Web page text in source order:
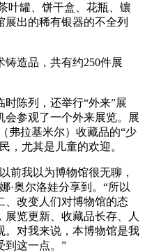
叶罐、饼干盒、花瓶、镶
出的稀有银器的不全列
造品，共有约250件展
陈列，还举行“外来”展
会参观了一个外来展览。展
弗拉基米尔）收藏品的“少
，尤其是儿童的欢迎。
前我以为博物馆很无聊，
·奥尔洛娃分享到。“所以
、改变人们对博物馆的态
览更新、收藏品长存、人
。对我来说，本博物馆是我
到这一点。”